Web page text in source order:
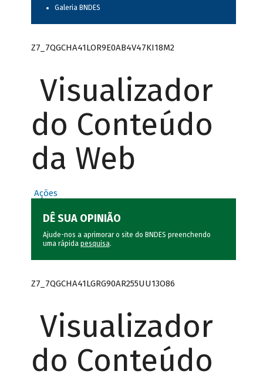
Galeria BNDES
Z7_7QGCHA41LOR9E0AB4V47KI18M2
Visualizador
do Conteúdo
da Web
Ações
DÊ SUA OPINIÃO
Ajude-nos a aprimorar o site do BNDES preenchendo
uma rápida pesquisa.
Z7_7QGCHA41LGRG90AR255UU13O86
Visualizador
do Conteúdo